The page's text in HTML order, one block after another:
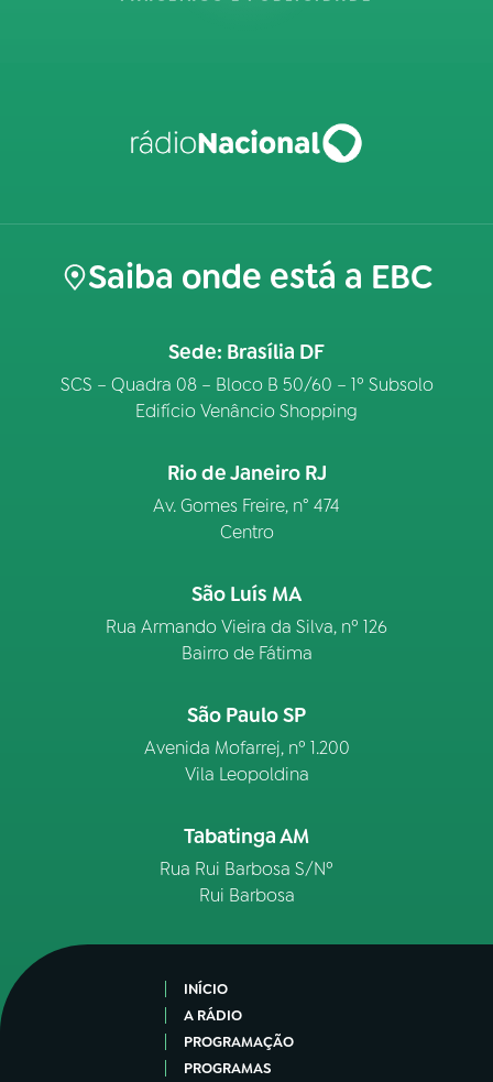
Saiba onde está a EBC
Sede: Brasília DF
SCS – Quadra 08 – Bloco B 50/60 – 1º Subsolo
Edifício Venâncio Shopping
Rio de Janeiro RJ
Av. Gomes Freire, n° 474
Centro
São Luís MA
Rua Armando Vieira da Silva, nº 126
Bairro de Fátima
São Paulo SP
Avenida Mofarrej, nº 1.200
Vila Leopoldina
Tabatinga AM
Rua Rui Barbosa S/Nº
Rui Barbosa
INÍCIO
A RÁDIO
PROGRAMAÇÃO
PROGRAMAS